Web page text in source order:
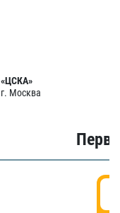
«ЦСКА»
г. Москва